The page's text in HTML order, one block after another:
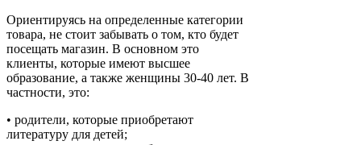
Ориентируясь на определенные категории
товара, не стоит забывать о том, кто будет
посещать магазин. В основном это
клиенты, которые имеют высшее
образование, а также женщины 30-40 лет. В
частности, это:
• родители, которые приобретают
литературу для детей;